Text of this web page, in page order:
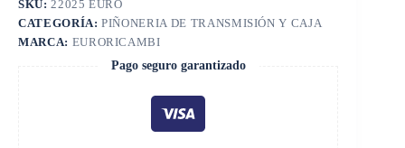
SKU:22025 EURO
CATEGORÍA:PIÑONERIA DE TRANSMISIÓN Y CAJA
MARCA: EURORICAMBI
Pago seguro garantizado